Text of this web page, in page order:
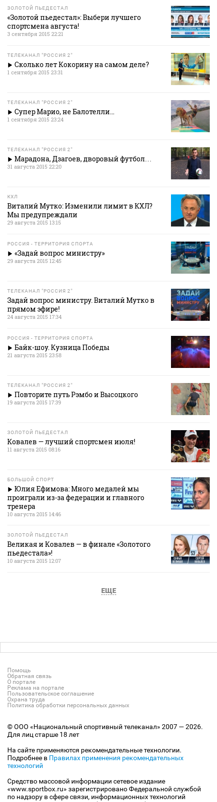
ЗОЛОТОЙ ПЬЕДЕСТАЛ
«Золотой пьедестал»: Выбери лучшего
спортсмена августа!
3 сентября 2015 22:21
ТЕЛЕКАНАЛ "РОССИЯ 2"
Сколько лет Кокорину на самом деле?
1 сентября 2015 23:31
ТЕЛЕКАНАЛ "РОССИЯ 2"
Супер Марио, не Балотелли...
1 сентября 2015 23:24
ТЕЛЕКАНАЛ "РОССИЯ 2"
Марадона, Дзагоев, дворовый футбол…
31 августа 2015 22:20
КХЛ
Виталий Мутко: Изменили лимит в КХЛ?
Мы предупреждали
29 августа 2015 13:15
РОССИЯ - ТЕРРИТОРИЯ СПОРТА
«Задай вопрос министру»
29 августа 2015 12:45
ТЕЛЕКАНАЛ "РОССИЯ 2"
Задай вопрос министру. Виталий Мутко в
прямом эфире!
24 августа 2015 17:34
РОССИЯ - ТЕРРИТОРИЯ СПОРТА
Байк-шоу. Кузница Победы
21 августа 2015 23:58
ТЕЛЕКАНАЛ "РОССИЯ 2"
Повторите путь Рэмбо и Высоцкого
19 августа 2015 17:39
ЗОЛОТОЙ ПЬЕДЕСТАЛ
Ковалев — лучший спортсмен июля!
11 августа 2015 08:16
БОЛЬШОЙ СПОРТ
Юлия Ефимова: Много медалей мы
проиграли из-за федерации и главного
тренера
10 августа 2015 14:46
ЗОЛОТОЙ ПЬЕДЕСТАЛ
Великая и Ковалев — в финале «Золотого
пьедестала»!
10 августа 2015 12:07
ЕЩЕ
Помощь
Обратная связь
О портале
Реклама на портале
Пользовательское соглашение
Охрана труда
Политика обработки персональных данных
© ООО «Национальный спортивный телеканал» 2007 — 2026.
Для лиц старше 18 лет
На сайте применяются рекомендательные технологии.
Подробнее в Правилах применения рекомендательных
технологий
Средство массовой информации сетевое издание
«www.sportbox.ru» зарегистрировано Федеральной службой
по надзору в сфере связи, информационных технологий